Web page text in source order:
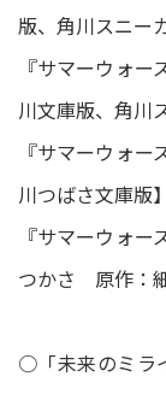
版、角川スニー
『サマーウォ
川文庫版、角川
『サマーウォ
川つばさ文庫版】
『サマーウォ
つかさ 原作：
○「未来のミラ